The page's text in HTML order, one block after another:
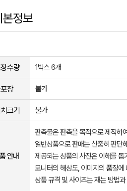
정보
수량 1박스 6개
장 불가
크기 불가
안내
판촉물은 판촉을 목적으로 제작하
일반상품으로 판매는 신중히 판단
제공되는 상품의 사진은 이해를
모니터의 해상도, 이미지의 품질
상품 규격 및 사이즈는 재는 방법